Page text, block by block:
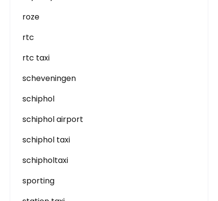
roze
rtc
rtc taxi
scheveningen
schiphol
schiphol airport
schiphol taxi
schipholtaxi
sporting